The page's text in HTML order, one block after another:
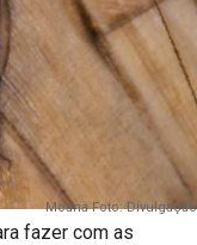
Moana Foto: Divulgação
fazer com as